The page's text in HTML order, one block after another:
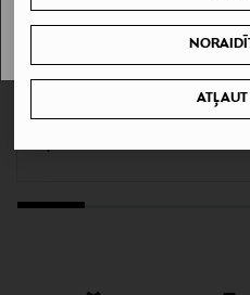
Mazgāt ar rokām
Krāsa
Izmērs
KUPONA PRIEKŠROCĪBA
Gudrun Box kaste